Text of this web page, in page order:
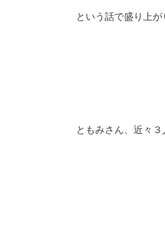
という話で盛り上が
ともみさん、近々３